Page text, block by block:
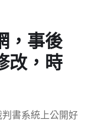
，事後
改，時
書系統上公開好